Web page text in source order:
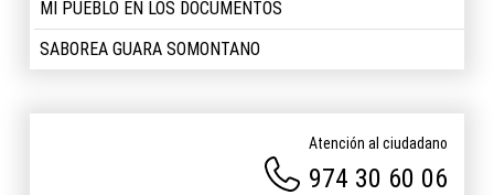
MI PUEBLO EN LOS DOCUMENTOS
SABOREA GUARA SOMONTANO
Atención al ciudadano
974 30 60 06